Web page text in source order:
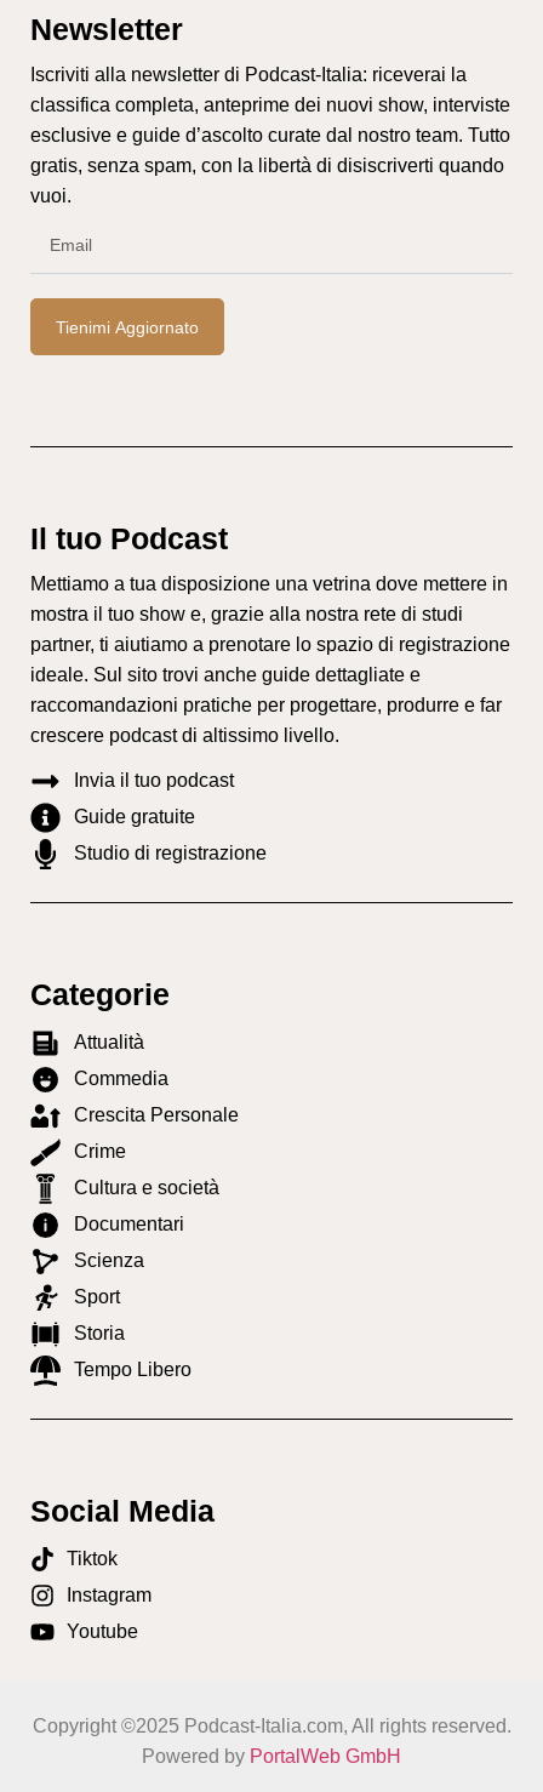
Newsletter
Iscriviti alla newsletter di Podcast-Italia: riceverai la
classifica completa, anteprime dei nuovi show, interviste
esclusive e guide d’ascolto curate dal nostro team. Tutto
gratis, senza spam, con la libertà di disiscriverti quando
vuoi.
Tienimi Aggiornato
Il tuo Podcast
Mettiamo a tua disposizione una vetrina dove mettere in
mostra il tuo show e, grazie alla nostra rete di studi
partner, ti aiutiamo a prenotare lo spazio di registrazione
ideale. Sul sito trovi anche guide dettagliate e
raccomandazioni pratiche per progettare, produrre e far
crescere podcast di altissimo livello.
Invia il tuo podcast
Guide gratuite
Studio di registrazione
Categorie
Attualità
Commedia
Crescita Personale
Crime
Cultura e società
Documentari
Scienza
Sport
Storia
Tempo Libero
Social Media
Tiktok
Instagram
Youtube
Copyright ©2025 Podcast-Italia.com, All rights reserved.
Powered by PortalWeb GmbH